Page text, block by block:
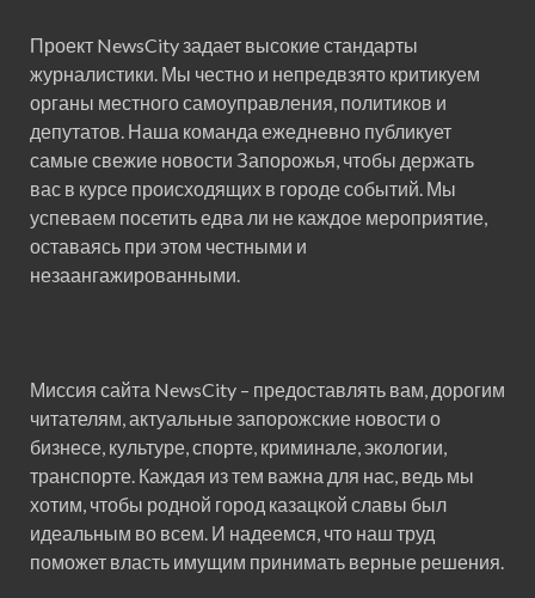
Проект NewsCity задает высокие стандарты
журналистики. Мы честно и непредвзято критикуем
органы местного самоуправления, политиков и
депутатов. Наша команда ежедневно публикует
самые свежие новости Запорожья, чтобы держать
вас в курсе происходящих в городе событий. Мы
успеваем посетить едва ли не каждое мероприятие,
оставаясь при этом честными и
незаангажированными.
Миссия сайта NewsCity – предоставлять вам, дорогим
читателям, актуальные запорожские новости о
бизнесе, культуре, спорте, криминале, экологии,
транспорте. Каждая из тем важна для нас, ведь мы
хотим, чтобы родной город казацкой славы был
идеальным во всем. И надеемся, что наш труд
поможет власть имущим принимать верные решения.